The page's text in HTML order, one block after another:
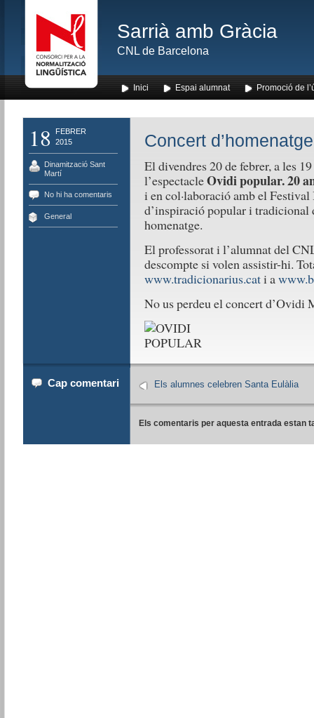
Sarrià amb Gràcia
CNL de Barcelona
Inici Espai alumnat Promoció de
18
FEBRER
2015
Dinamització Sant
Martí
No hi ha comentaris
General
Concert
El divendres 20 de febrer, a les
l’espectacleOvidi popular. 20
i en col·laboració amb el Festival
d’inspiració popular i
homenatge.
El professorat i l’alumnat del
descompte si volen assistir-hi.
www.tradicionarius.cati a
No us perdeu el concert
Cap comentari Els alumnes celebren Santa Eulàlia
Els comentaris per aquesta entrada estan